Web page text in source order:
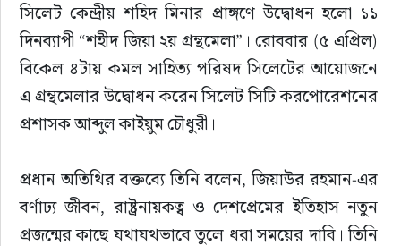
সিলেট কেন্দ্রীয় শহিদ মিনার প্রাঙ্গণে উদ্বোধন হলো ১১
দিনব্যাপী “শহীদ জিয়া ২য় গ্রন্থমেলা”। রোববার (৫ এপ্রিল)
বিকেল ৪টায় কমল সাহিত্য পরিষদ সিলেটের আয়োজনে
এ গ্রন্থমেলার উদ্বোধন করেন সিলেট সিটি করপোরেশনের
প্রশাসক আব্দুল কাইয়ুম চৌধুরী।
প্রধান অতিথির বক্তব্যে তিনি বলেন, জিয়াউর রহমান-এর
বর্ণাঢ্য জীবন, রাষ্ট্রনায়কত্ব ও দেশপ্রেমের ইতিহাস নতুন
প্রজন্মের কাছে যথাযথভাবে তুলে ধরা সময়ের দাবি। তিনি